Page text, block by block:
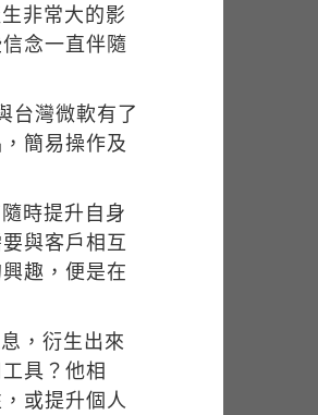
非常大的影
念一直伴隨
台灣微軟有了
簡易操作及
時提升自身
與客戶相互
趣，便是在
，衍生出來
具？他相
或提升個人